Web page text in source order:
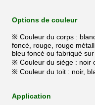
Options de couleur
※ Couleur du corps :
foncé, rouge, rouge
bleu foncé ou fabriqué
※ Couleur du siège : noir
※ Couleur du toit : noir,
Application